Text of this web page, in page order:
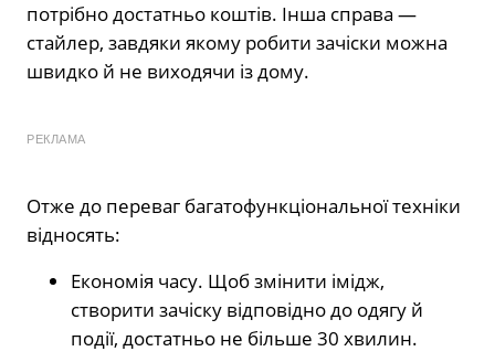
потрібно достатньо коштів. Інша справа —
стайлер, завдяки якому робити зачіски можна
швидко й не виходячи із дому.
РЕКЛАМА
Отже до переваг багатофункціональної техніки
відносять:
Економія часу. Щоб змінити імідж,
створити зачіску відповідно до одягу й
події, достатньо не більше 30 хвилин.